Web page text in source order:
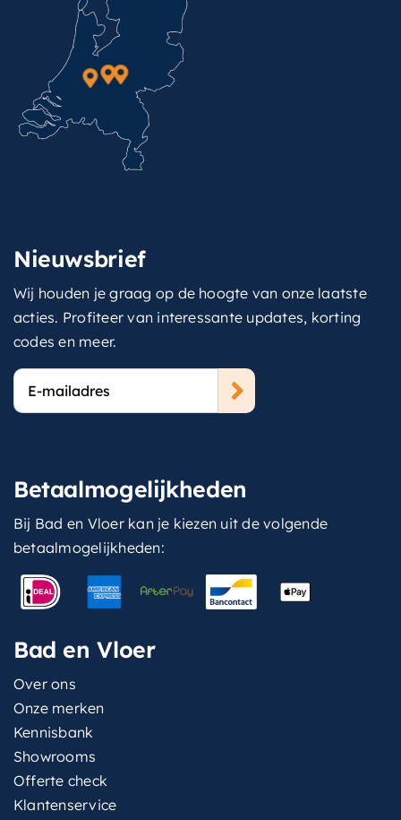
Nieuwsbrief
Wij houden je graag op de hoogte van onze laatste
acties. Profiteer van interessante updates, korting
codes en meer.
E-
mailadres
Betaalmogelijkheden
Bij Bad en Vloer kan je kiezen uit de volgende
betaalmogelijkheden:
Bad en Vloer
Over ons
Onze merken
Kennisbank
Showrooms
Offerte check
Klantenservice